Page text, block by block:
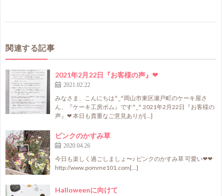
関連する記事
2021年2月22日『お客様の声』❤
2021.02.22
みなさま、こんにちは^_^岡山市東区瀬戸町のケーキ屋さ
ん、『ケーキ工房ポム』です^_^ 2021年2月22日『お客様の
声』❤ 本日も貴重なご意見ありが[…]
ピンクのかすみ草
2020.04.26
今日も楽しく過ごしましょ〜♪ ピンクのかすみ草 可愛い❤❤
http://www.pomme101.com[…]
Halloweenに向けて